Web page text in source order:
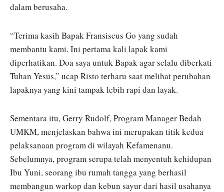
dalam berusaha.
“Terima kasih Bapak Fransiscus Go yang sudah
membantu kami. Ini pertama kali lapak kami
diperhatikan. Doa saya untuk Bapak agar selalu diberkati
Tuhan Yesus,” ucap Risto terharu saat melihat perubahan
lapaknya yang kini tampak lebih rapi dan layak.
Sementara itu, Gerry Rudolf, Program Manager Bedah
UMKM, menjelaskan bahwa ini merupakan titik kedua
pelaksanaan program di wilayah Kefamenanu.
Sebelumnya, program serupa telah menyentuh kehidupan
Ibu Yuni, seorang ibu rumah tangga yang berhasil
membangun warkop dan kebun sayur dari hasil usahanya